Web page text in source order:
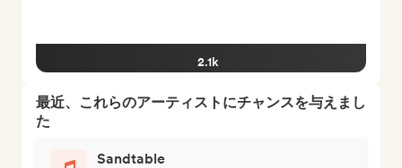
2.1k
最近、これらのアーティストにチャンスを与えまし
た
Sandtable